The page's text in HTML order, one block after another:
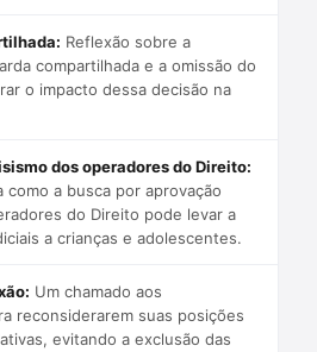
Reflexão sobre a
compartilhada e a omissão do
o impacto dessa decisão na
dos operadores do Direito:
como a busca por aprovação
do Direito pode levar a
a crianças e adolescentes.
Um chamado aos
reconsiderarem suas posições
evitando a exclusão das